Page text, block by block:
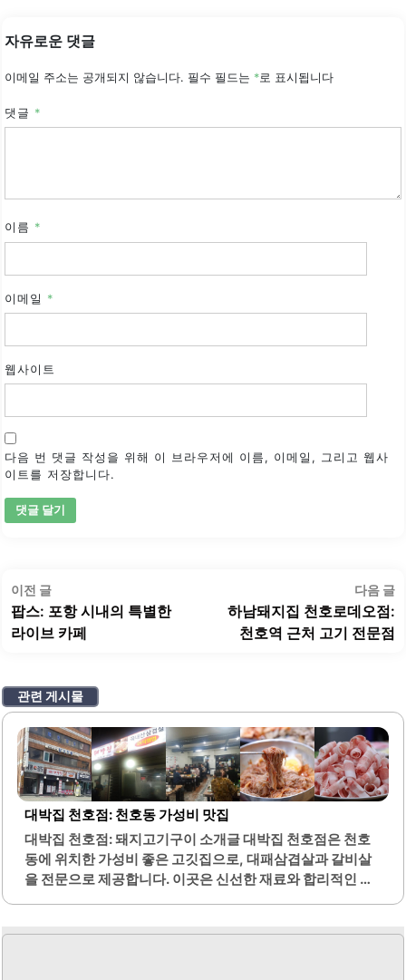
자유로운 댓글
이메일 주소는 공개되지 않습니다. 필수 필드는 *로 표시됩니다
댓글 *
이름 *
이메일 *
웹사이트
다음 번 댓글 작성을 위해 이 브라우저에 이름, 이메일, 그리고 웹사
이트를 저장합니다.
글
탐
색
이전 글이
전
글:
팝스: 포항 시내의 특별한
라이브 카페
다음 글
하남돼지집 천호로데오점:
천호역 근처 고기 전문점
관련 게시물
대박집 천호점: 천호동 가성비 맛집
대박집 천호점: 돼지고기구이 소개글 대박집 천호점은 천호
동에 위치한 가성비 좋은 고깃집으로, 대패삼겹살과 갈비살
을 전문으로 제공합니다. 이곳은 신선한 재료와 합리적인 가
다.고기의 질이 좋고, 잡내가 없으며, 부드러운 식감이 특징